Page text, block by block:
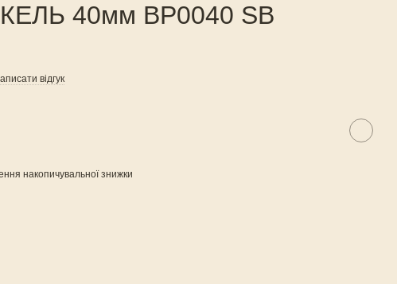
40мм BP0040 SB
відгук
накопичувальної знижки